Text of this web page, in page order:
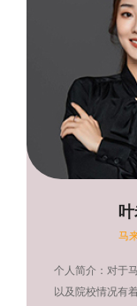
马
个人简介：对于
以及院校情况有